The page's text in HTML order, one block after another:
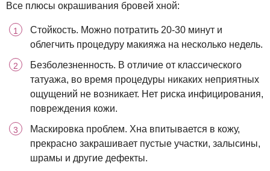
Все плюсы окрашивания бровей хной:
Стойкость. Можно потратить 20-30 минут и
облегчить процедуру макияжа на несколько недель.
Безболезненность. В отличие от классического
татуажа, во время процедуры никаких неприятных
ощущений не возникает. Нет риска инфицирования,
повреждения кожи.
Маскировка проблем. Хна впитывается в кожу,
прекрасно закрашивает пустые участки, залысины,
шрамы и другие дефекты.